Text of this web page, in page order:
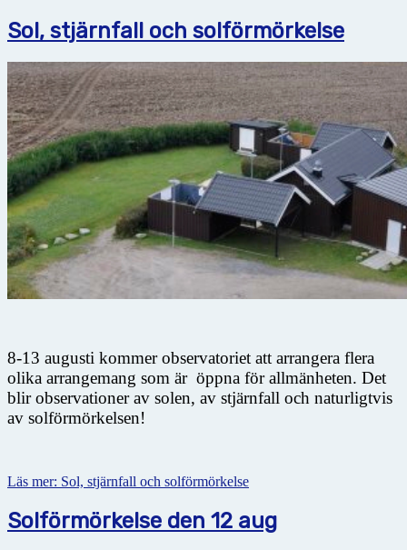
Sol, stjärnfall och solförmörkelse
8-13 augusti kommer observatoriet att arrangera flera
olika arrangemang som är öppna för allmänheten. Det
blir observationer av solen, av stjärnfall och naturligtvis
av solförmörkelsen!
Läs mer: Sol, stjärnfall och solförmörkelse
Solförmörkelse den 12 aug